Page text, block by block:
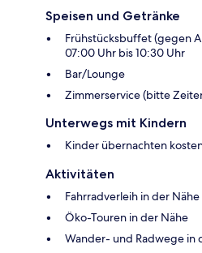
Speisen und Getränke
Frühstücksbuffet (gegen
07:00 Uhr bis 10:30 Uhr
Bar/Lounge
Zimmerservice (bitte
Unterwegs mit Kindern
Kinder übernachten
Aktivitäten
Fahrradverleih in der Nähe
Öko-Touren in der Nähe
Wander- und Radwege in